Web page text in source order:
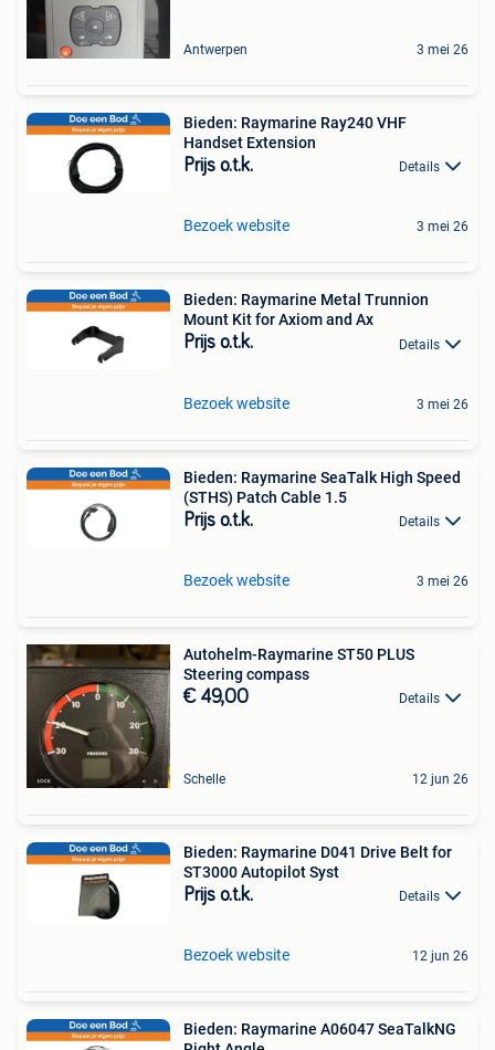
Antwerpen 3 mei 26
Bieden: Raymarine Ray240 VHF
Handset Extension
Prijs o.t.k. Details
Bezoek website 3 mei 26
Bieden: Raymarine Metal Trunnion
Mount Kit for Axiom and Ax
Prijs o.t.k. Details
Bezoek website 3 mei 26
Bieden: Raymarine SeaTalk High Speed
(STHS) Patch Cable 1.5
Prijs o.t.k. Details
Bezoek website 3 mei 26
Autohelm-Raymarine ST50 PLUS
Steering compass
€ 49,00 Details
Schelle 12 jun 26
Bieden: Raymarine D041 Drive Belt for
ST3000 Autopilot Syst
Prijs o.t.k. Details
Bezoek website 12 jun 26
Bieden: Raymarine A06047 SeaTalkNG